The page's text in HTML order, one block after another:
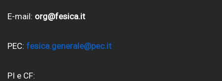
E-mail: org@fesica.it
PEC: fesica.generale@pec.it
PI e CF: